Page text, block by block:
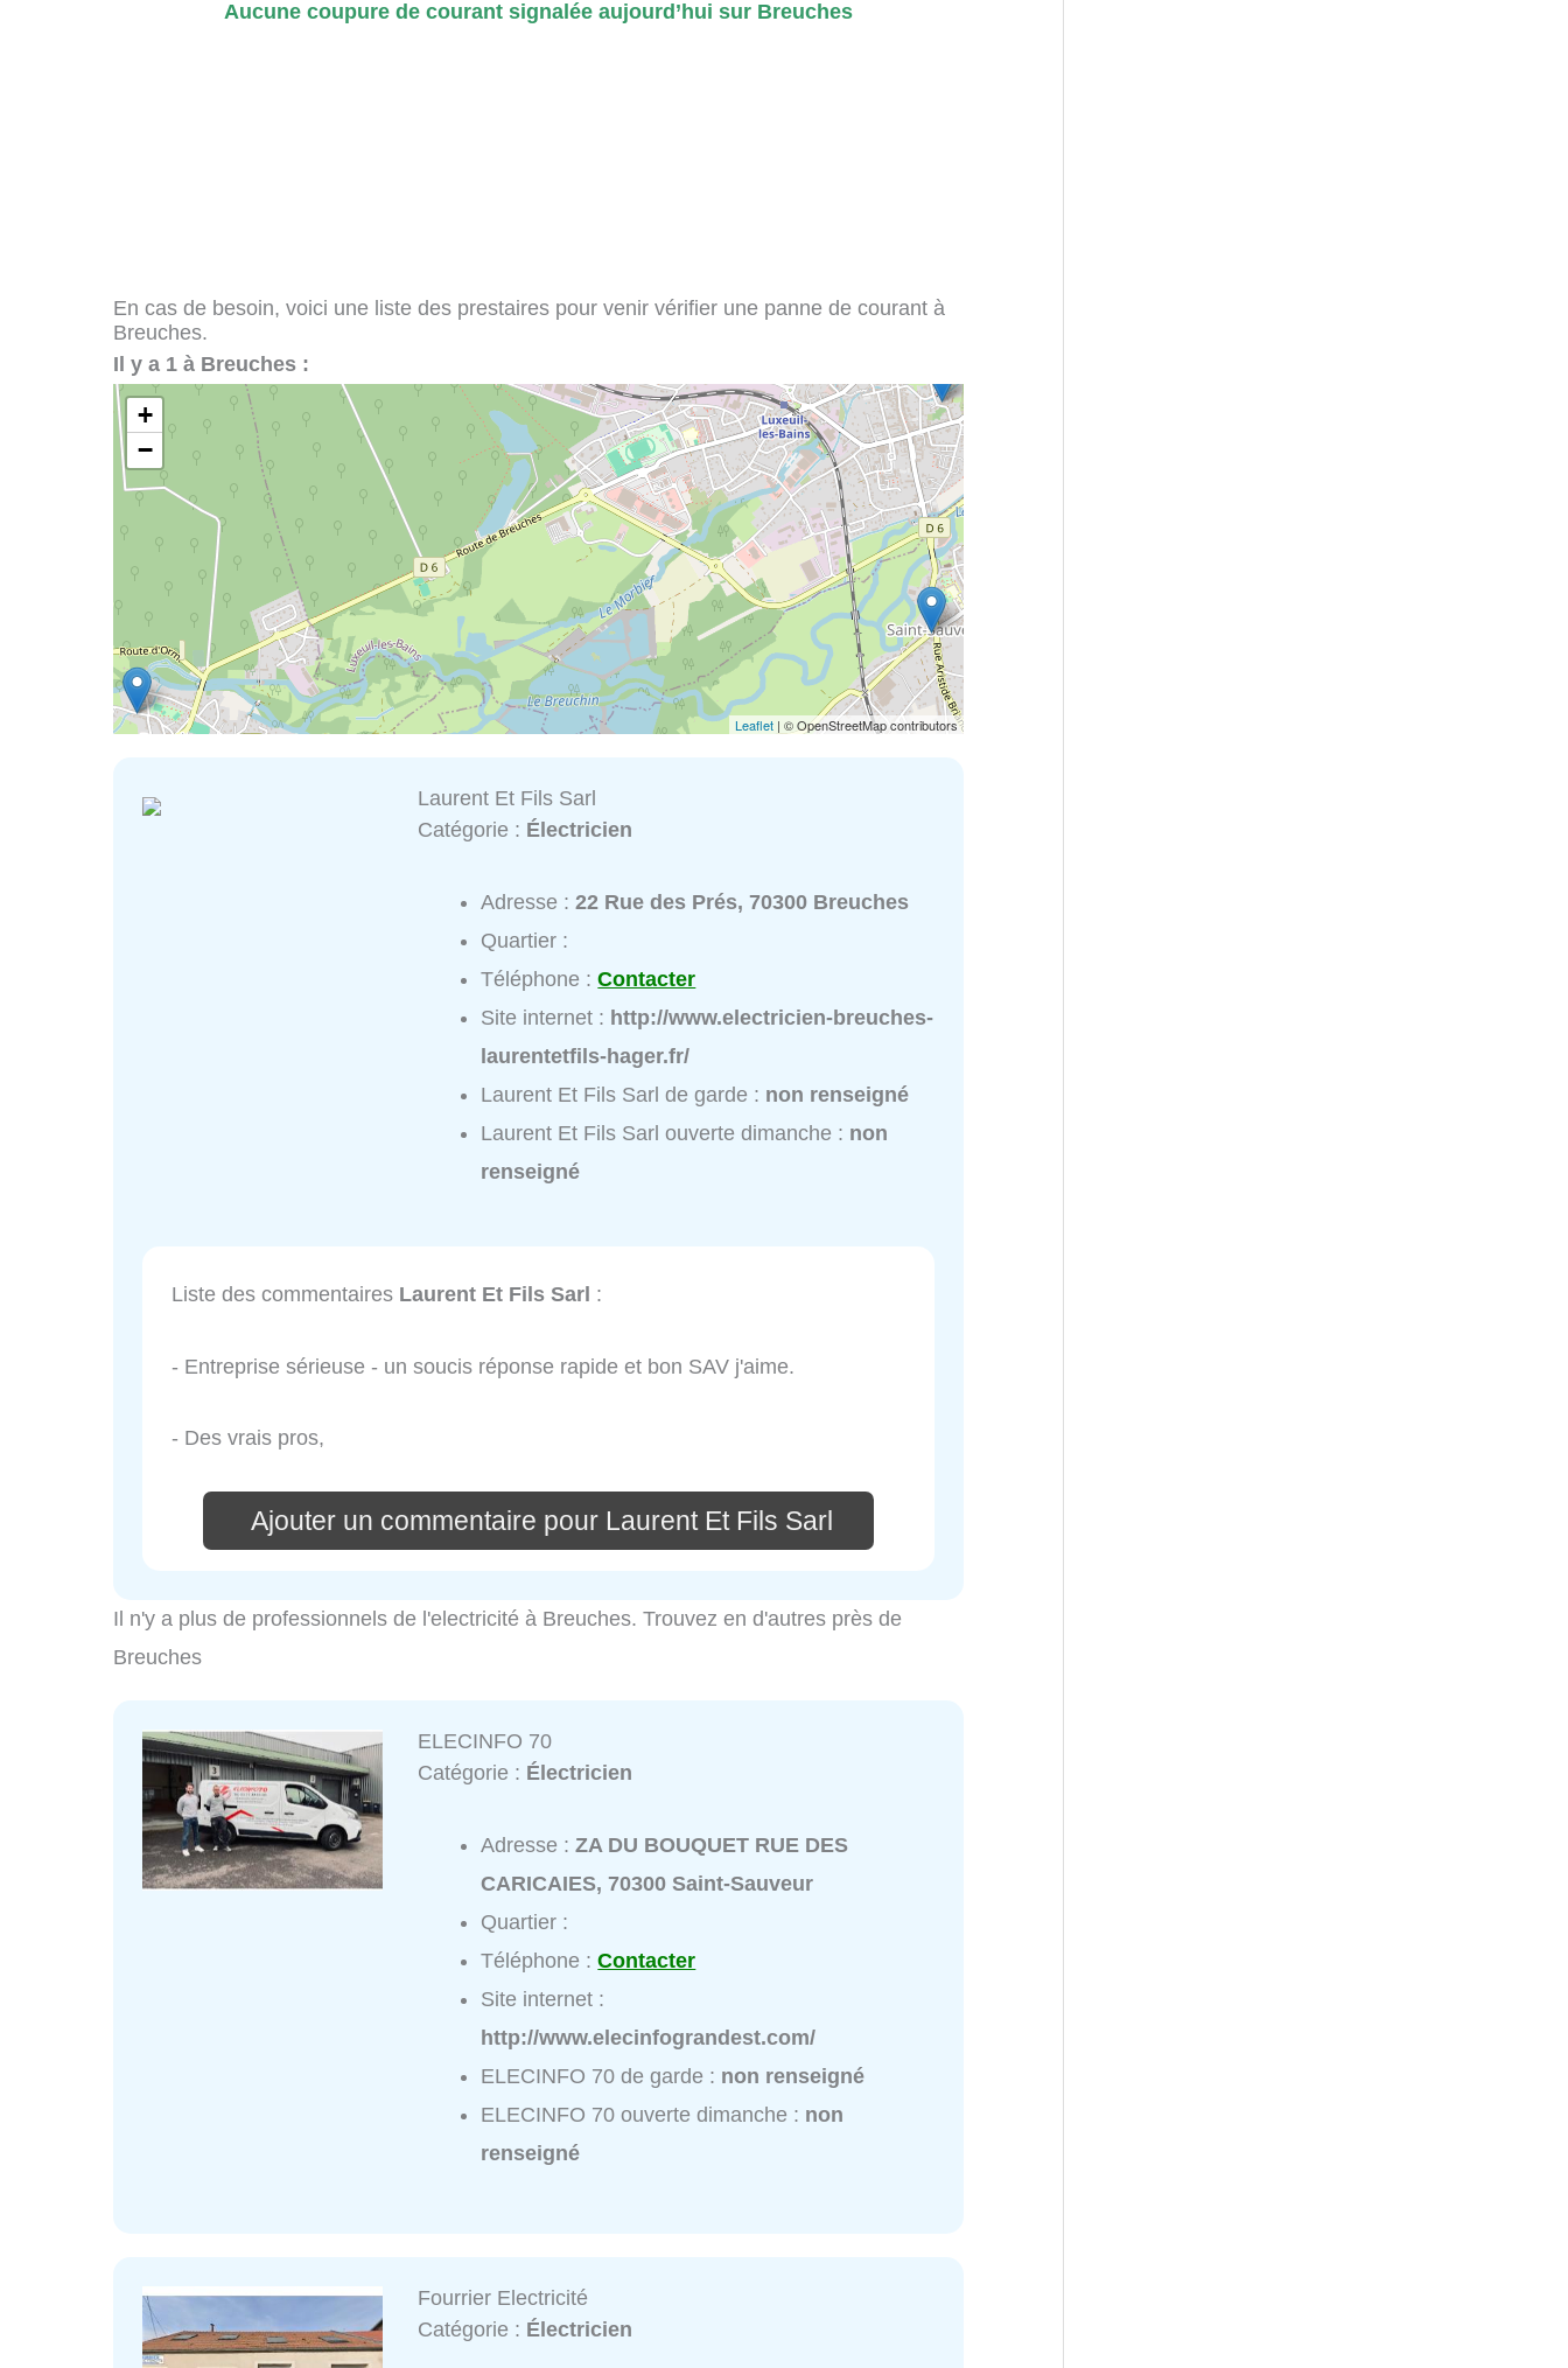
Aucune coupure de courant signalée aujourd’hui sur Breuches
En cas de besoin, voici une liste des prestaires pour venir vérifier une panne de courant à
Breuches.
Il y a 1 à Breuches :
+
−
Leaflet | © OpenStreetMap contributors
Laurent Et Fils Sarl
Catégorie : Électricien
Adresse :22 Rue des Prés, 70300 Breuches
Quartier :
Téléphone :Contacter
Site internet : http://www.electricien-breuches-
laurentetfils-hager.fr/
Laurent Et Fils Sarl de garde : non renseigné
Laurent Et Fils Sarl ouverte dimanche : non
renseigné
Liste des commentaires Laurent Et Fils Sarl :
- Entreprise sérieuse - un soucis réponse rapide et bon SAV j'aime.
- Des vrais pros,
Ajouter un commentaire pour Laurent Et Fils Sarl
Il n'y a plus de professionnels de l'electricité à Breuches. Trouvez en d'autres près de
Breuches
ELECINFO 70
Catégorie : Électricien
Adresse :ZA DU BOUQUET RUE DES
CARICAIES, 70300 Saint-Sauveur
Quartier :
Téléphone :Contacter
Site internet :
http://www.elecinfograndest.com/
ELECINFO 70 de garde : non renseigné
ELECINFO 70 ouverte dimanche : non
renseigné
Fourrier Electricité
Catégorie : Électricien